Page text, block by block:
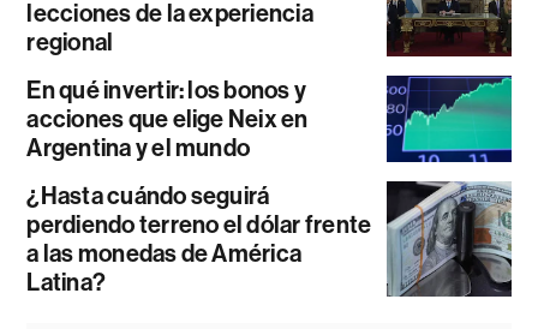
lecciones de la experiencia
regional
En qué invertir: los bonos y
acciones que elige Neix en
Argentina y el mundo
¿Hasta cuándo seguirá
perdiendo terreno el dólar frente
a las monedas de América
Latina?